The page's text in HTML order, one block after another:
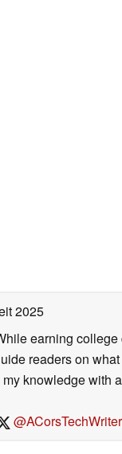
2025
earning college
readers on
knowledge with
@ACorsTechWriter